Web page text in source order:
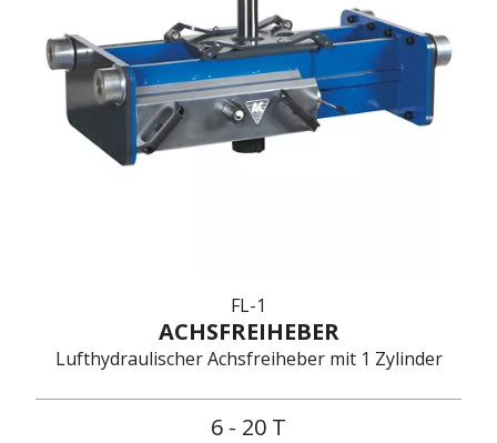
FL-1
ACHSFREIHEBER
Lufthydraulischer Achsfreiheber mit 1 Zylinder
6 - 20 T